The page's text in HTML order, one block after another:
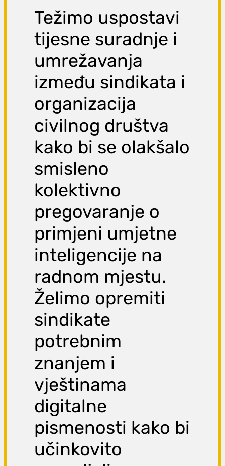
Težimo uspostavi
tijesne suradnje i
umrežavanja
između sindikata i
organizacija
civilnog društva
kako bi se olakšalo
smisleno
kolektivno
pregovaranje o
primjeni umjetne
inteligencije na
radnom mjestu.
Želimo opremiti
sindikate
potrebnim
znanjem i
vještinama
digitalne
pismenosti kako bi
učinkovito